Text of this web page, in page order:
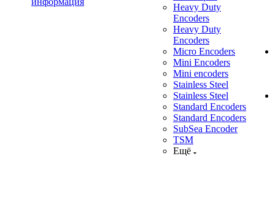
Heavy Duty
Encoders
Heavy Duty
Encoders
Micro Encoders
Mini Encoders
Mini encoders
Stainless Steel
Stainless Steel
Standard Encoders
Standard Encoders
SubSea Encoder
TSM
Ещё